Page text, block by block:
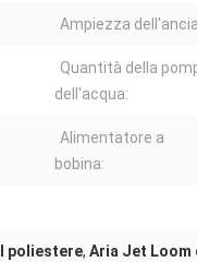
Ampiezza
Quantità della
dell'acqua:
Alimentatore a
bobina:
poliestere, Aria Jet Loom